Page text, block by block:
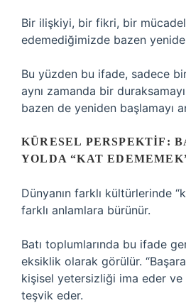
Bir ilişkiyi, bir fikri, bir
edemediğimizde bazen
Bu yüzden bu ifade, sadece bir
aynı zamanda bir
bazen de yeniden başlamayı
KÜRESEL PERSPEKTIF:
YOLDA “KAT
Dünyanın farklı kültürlerinde
farklı anlamlara bürünür.
Batı toplumlarında bu ifade
eksiklik olarak görülür.
kişisel yetersizliği ima eder
teşvik eder.